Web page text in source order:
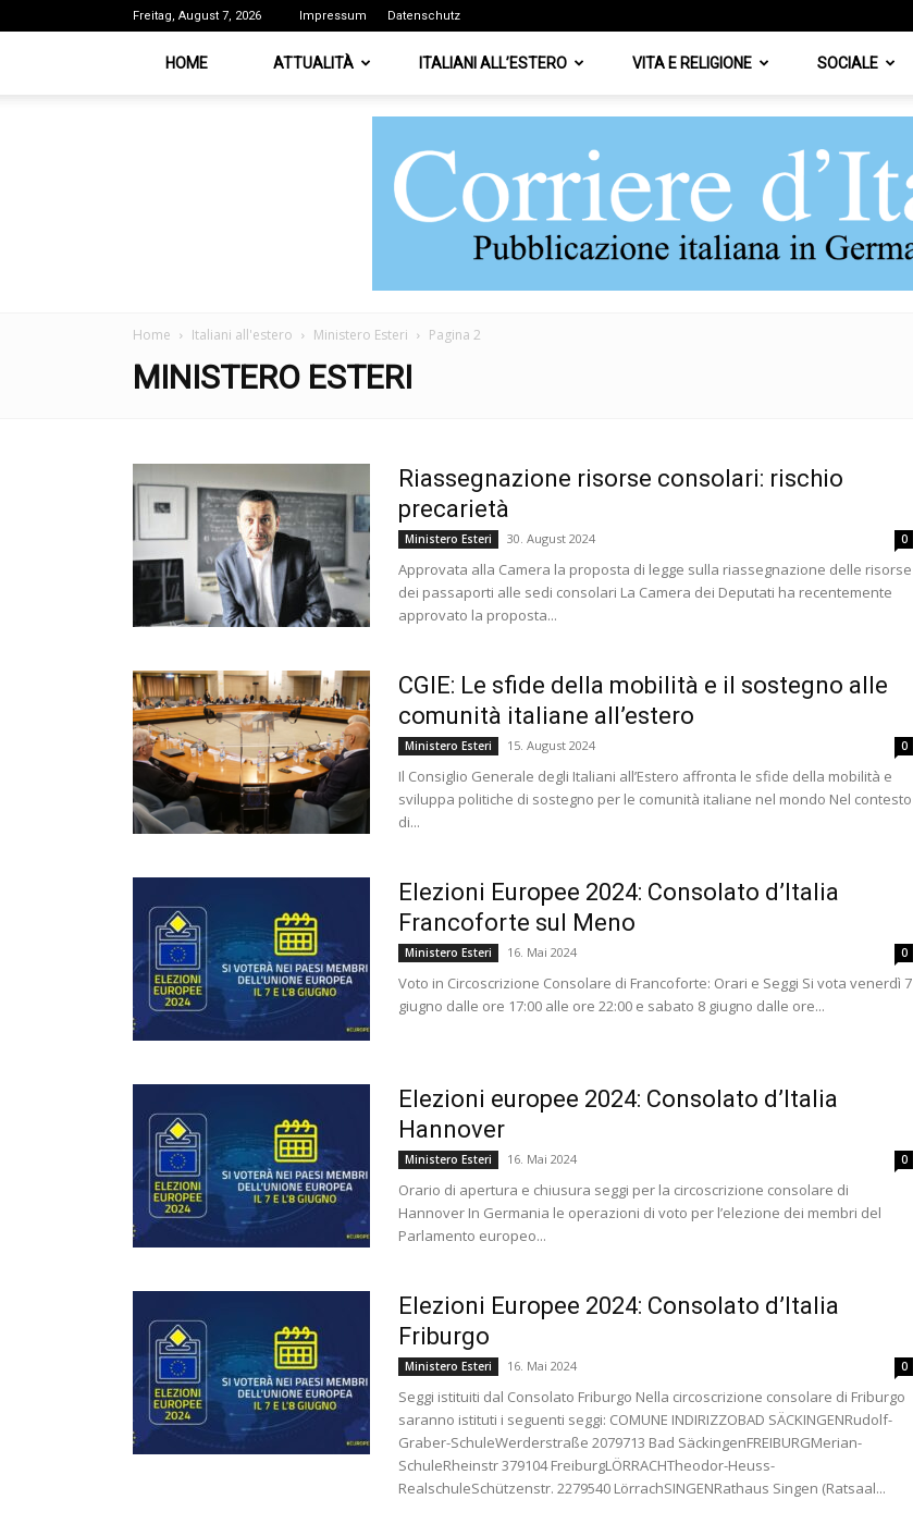
Freitag, August 7, 2026 Impressum Datenschutz
HOME ATTUALITÀ ITALIANI ALL’ESTERO VITA E RELIGIONE SOCIALE
Home Italiani all'estero Ministero Esteri Pagina 2
MINISTERO ESTERI
Riassegnazione risorse consolari: rischio
precarietà
Ministero Esteri 30. August 2024 0
Approvata alla Camera la proposta di legge sulla riassegnazione delle risorse
dei passaporti alle sedi consolari La Camera dei Deputati ha recentemente
approvato la proposta...
CGIE: Le sfide della mobilità e il sostegno alle
comunità italiane all’estero
Ministero Esteri 15. August 2024 0
Il Consiglio Generale degli Italiani all’Estero affronta le sfide della mobilità e
sviluppa politiche di sostegno per le comunità italiane nel mondo Nel contesto
di...
Elezioni Europee 2024: Consolato d’Italia
Francoforte sul Meno
Ministero Esteri 16. Mai 2024 0
Voto in Circoscrizione Consolare di Francoforte: Orari e Seggi Si vota venerdì 7
giugno dalle ore 17:00 alle ore 22:00 e sabato 8 giugno dalle ore...
Elezioni europee 2024: Consolato d’Italia
Hannover
Ministero Esteri 16. Mai 2024 0
Orario di apertura e chiusura seggi per la circoscrizione consolare di
Hannover In Germania le operazioni di voto per l’elezione dei membri del
Parlamento europeo...
Elezioni Europee 2024: Consolato d’Italia
Friburgo
Ministero Esteri 16. Mai 2024 0
Seggi istituiti dal Consolato Friburgo Nella circoscrizione consolare di Friburgo
saranno istituti i seguenti seggi: COMUNE INDIRIZZOBAD SÄCKINGENRudolf-
Graber-SchuleWerderstraße 2079713 Bad SäckingenFREIBURGMerian-
SchuleRheinstr 379104 FreiburgLÖRRACHTheodor-Heuss-
RealschuleSchützenstr. 2279540 LörrachSINGENRathaus Singen (Ratsaal...